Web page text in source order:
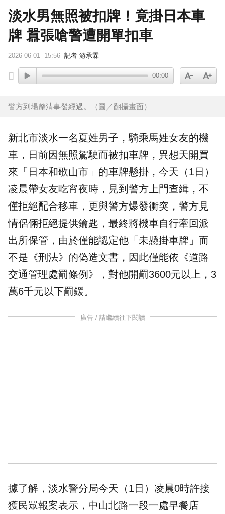
淡水男無照被扣牌！竟掛日本車
牌 囂張嗆警遭開單扣車
2026-06-01 15:56 記者 游承霖
00:00
警方到場釐清事發經過。（圖／翻攝畫面）
新北市淡水一名夏姓男子，騎乘馬姓女友的機
車，日前因無照駕駛而被扣車牌 ，異想天開買
來「日本和歌山市」的車牌懸掛，今天（1日）
凌晨帶女友吃宵夜時，見到警方上門查緝，不
僅拒絕配合移車，更與警方爆發衝突，警方見
情侶倆拒絕提供鑰匙，最終將機車自行牽回派
出所保管，由於僅能認定他「未懸掛車牌」而
不是《刑法》的偽造文書，因此僅能依《道路
交通管理處罰條例》，對他開罰3600元以上，3
萬6千元以下罰鍰。
廣告 / 請繼續往下閱讀
據了解，淡水警分局今天（1日）凌晨0時許接
獲民眾報案表示，中山北路一段一處早餐店